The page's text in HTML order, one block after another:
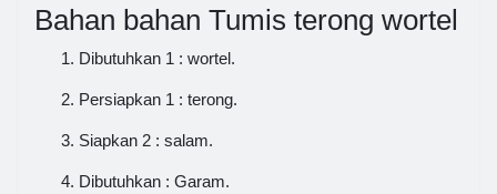
Bahan bahan Tumis terong wortel
Dibutuhkan 1 : wortel.
Persiapkan 1 : terong.
Siapkan 2 : salam.
Dibutuhkan : Garam.